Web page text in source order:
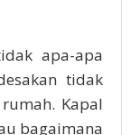
apa-apa
tidak
Kapal
bagaimana